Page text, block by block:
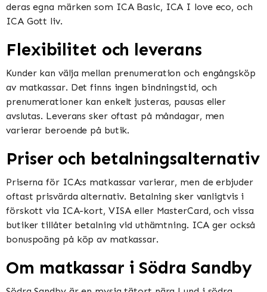
deras egna märken som ICA Basic, ICA I love eco, och
ICA Gott liv​​.
Flexibilitet och leverans
Kunder kan välja mellan prenumeration och engångsköp
av matkassar. Det finns ingen bindningstid, och
prenumerationer kan enkelt justeras, pausas eller
avslutas. Leverans sker oftast på måndagar, men
varierar beroende på butik​​​​.
Priser och betalningsalternativ
Priserna för ICA:s matkassar varierar, men de erbjuder
oftast prisvärda alternativ. Betalning sker vanligtvis i
förskott via ICA-kort, VISA eller MasterCard, och vissa
butiker tillåter betalning vid uthämtning. ICA ger också
bonuspoäng på köp av matkassar​​.
Om matkassar i Södra Sandby